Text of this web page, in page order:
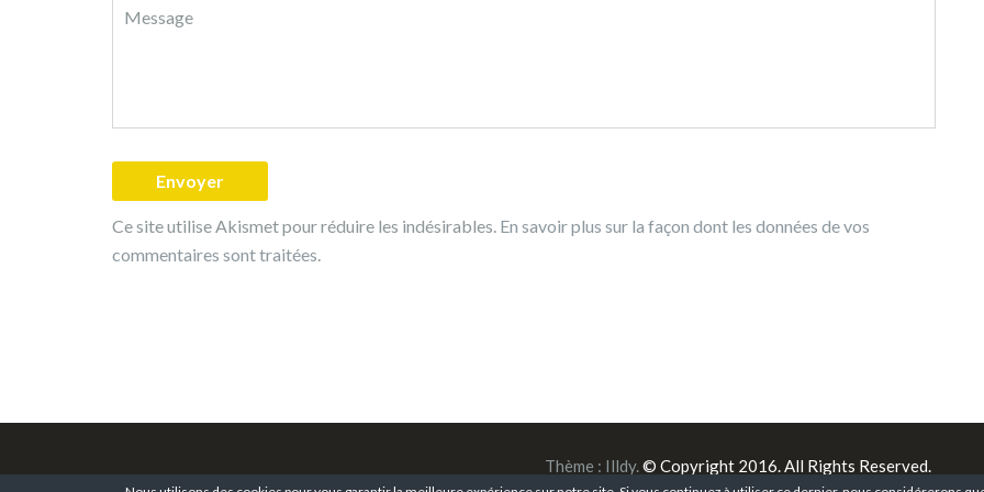
Ce site utilise Akismet pour réduire les indésirables. En savoir plus sur la façon dont les données de vos
commentaires sont traitées.
Thème : Illdy.© Copyright 2016. All Rights Reserved.